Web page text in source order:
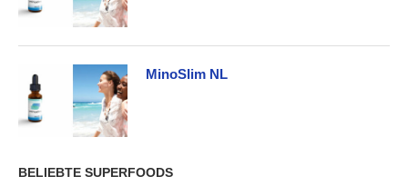
MinoSlim NL
BELIEBTE SUPERFOODS